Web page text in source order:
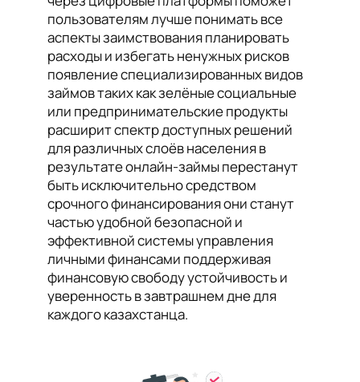
пользователям лучше понимать все
аспекты заимствования планировать
расходы и избегать ненужных рисков
появление специализированных видов
займов таких как зелёные социальные
или предпринимательские продукты
расширит спектр доступных решений
для различных слоёв населения в
результате онлайн-займы перестанут
быть исключительно средством
срочного финансирования они станут
частью удобной безопасной и
эффективной системы управления
личными финансами поддерживая
финансовую свободу устойчивость и
уверенность в завтрашнем дне для
каждого казахстанца.